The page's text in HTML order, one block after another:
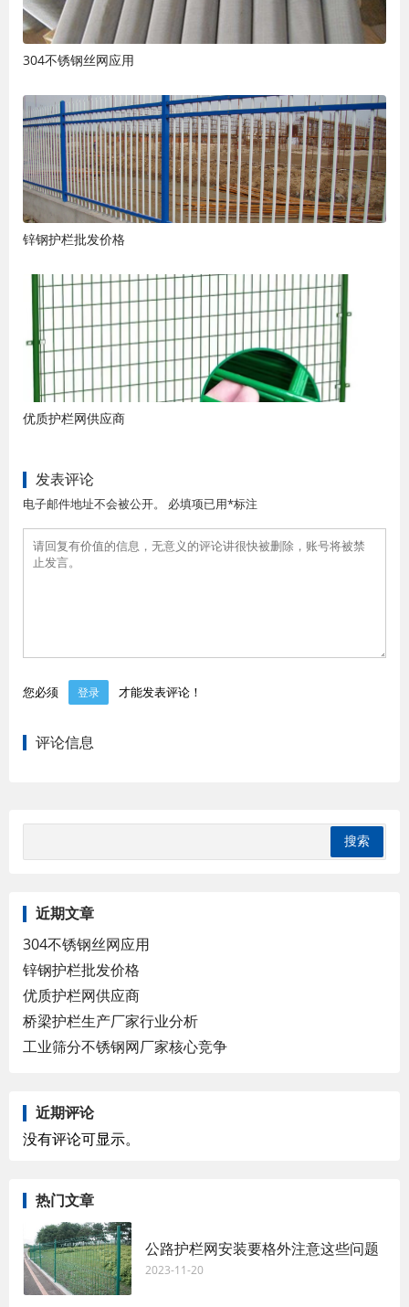
304不锈钢丝网应用
锌钢护栏批发价格
优质护栏网供应商
发表评论
电子邮件地址不会被公开。 必填项已用*标注
您必须 登录 才能发表评论！
评论信息
近期文章
304不锈钢丝网应用
锌钢护栏批发价格
优质护栏网供应商
桥梁护栏生产厂家行业分析
工业筛分不锈钢网厂家核心竞争
近期评论
没有评论可显示。
热门文章
公路护栏网安装要格外注意这些问题
2023-11-20